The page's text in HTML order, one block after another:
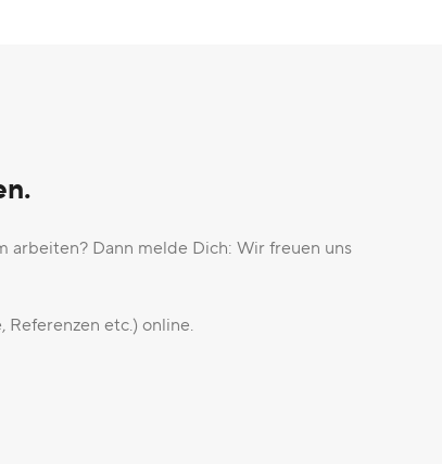
arbeiten? Dann melde Dich: Wir freuen uns
etc.) online.